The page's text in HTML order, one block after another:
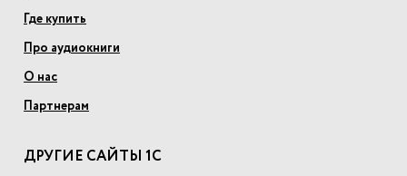
Где купить
Про аудиокниги
О нас
Партнерам
ДРУГИЕ САЙТЫ 1С